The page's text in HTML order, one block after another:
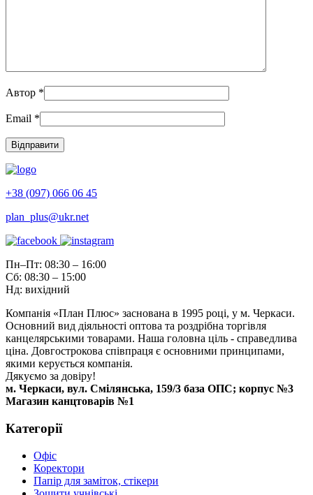
Автор *
Email *
+38 (097) 066 06 45
plan_plus@ukr.net
Пн–Пт: 08:30 – 16:00
Сб: 08:30 – 15:00
Нд: вихідний
Компанія «План Плюс» заснована в 1995 році, у м. Черкаси.
Основний вид діяльності оптова та роздрібна торгівля
канцелярськими товарами. Наша головна ціль - справедлива
ціна. Довгострокова співпраця є основними принципами,
якими керується компанія.
Дякуємо за довіру!
м. Черкаси, вул. Смілянська, 159/3 база ОПС; корпус №3
Магазин канцтоварів №1
Категорії
Офіс
Коректори
Папір для заміток, стікери